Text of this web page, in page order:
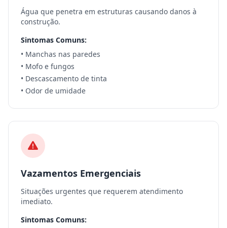
Água que penetra em estruturas causando danos à
construção.
Sintomas Comuns:
• Manchas nas paredes
• Mofo e fungos
• Descascamento de tinta
• Odor de umidade
Vazamentos Emergenciais
Situações urgentes que requerem atendimento
imediato.
Sintomas Comuns: